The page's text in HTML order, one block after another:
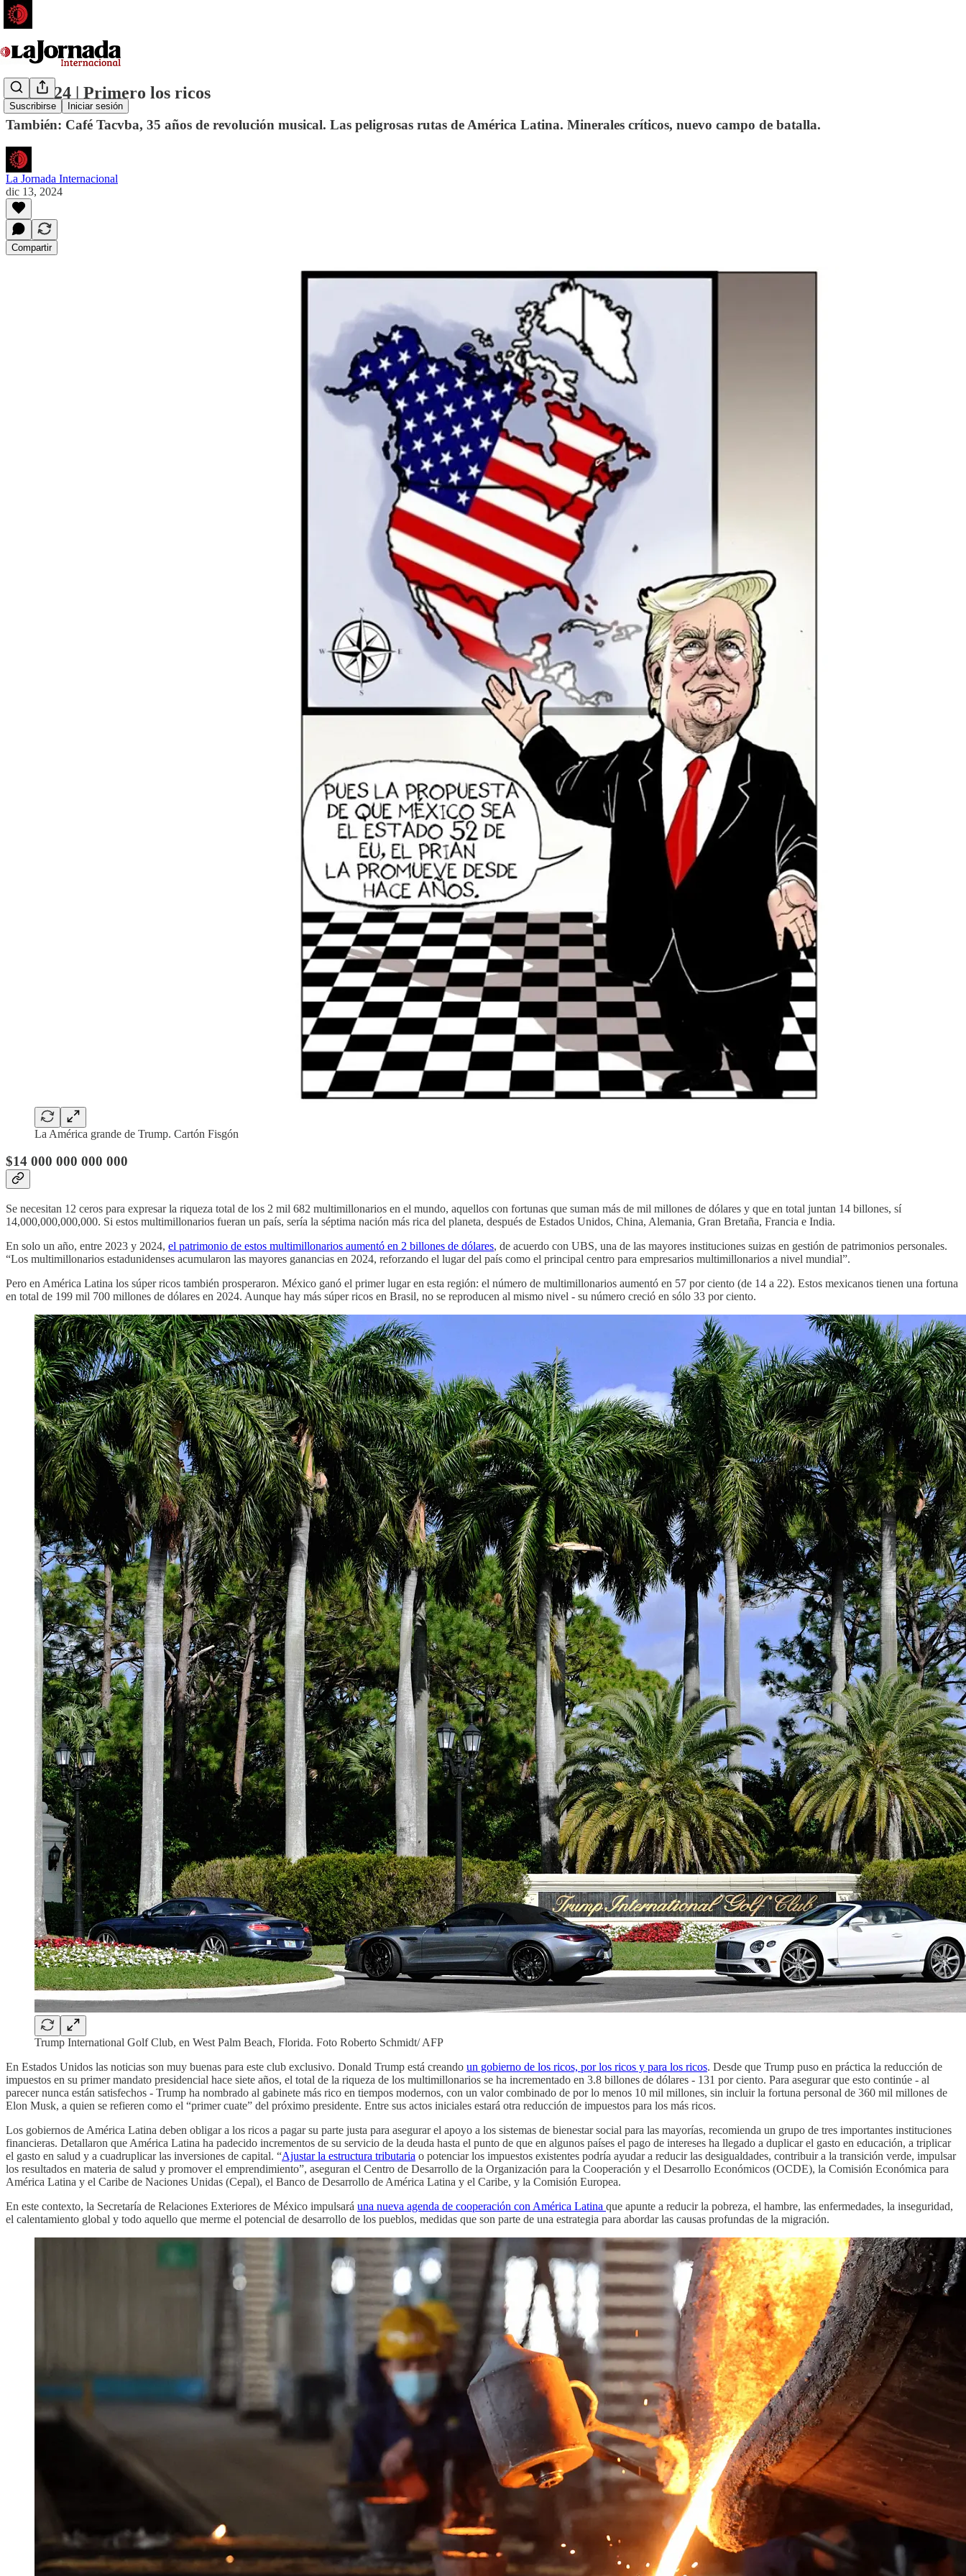
Suscribirse Iniciar sesión
13 dic 24 | Primero los ricos
También: Café Tacvba, 35 años de revolución musical. Las peligrosas rutas de América Latina. Minerales críticos, nuevo campo de batalla.
La Jornada Internacional
dic 13, 2024
Compartir
La América grande de Trump. Cartón Fisgón
$14 000 000 000 000
Se necesitan 12 ceros para expresar la riqueza total de los 2 mil 682 multimillonarios en el mundo, aquellos con fortunas que suman más de mil millones de dólares y que en total juntan 14 billones, sí
14,000,000,000,000. Si estos multimillonarios fueran un país, sería la séptima nación más rica del planeta, después de Estados Unidos, China, Alemania, Gran Bretaña, Francia e India.
En solo un año, entre 2023 y 2024, el patrimonio de estos multimillonarios aumentó en 2 billones de dólares, de acuerdo con UBS, una de las mayores instituciones suizas en gestión de patrimonios personales.
“Los multimillonarios estadunidenses acumularon las mayores ganancias en 2024, reforzando el lugar del país como el principal centro para empresarios multimillonarios a nivel mundial”.
Pero en América Latina los súper ricos también prosperaron. México ganó el primer lugar en esta región: el número de multimillonarios aumentó en 57 por ciento (de 14 a 22). Estos mexicanos tienen una fortuna
en total de 199 mil 700 millones de dólares en 2024. Aunque hay más súper ricos en Brasil, no se reproducen al mismo nivel - su número creció en sólo 33 por ciento.
Trump International Golf Club, en West Palm Beach, Florida. Foto Roberto Schmidt/ AFP
En Estados Unidos las noticias son muy buenas para este club exclusivo. Donald Trump está creando un gobierno de los ricos, por los ricos y para los ricos. Desde que Trump puso en práctica la reducción de
impuestos en su primer mandato presidencial hace siete años, el total de la riqueza de los multimillonarios se ha incrementado en 3.8 billones de dólares - 131 por ciento. Para asegurar que esto continúe - al
parecer nunca están satisfechos - Trump ha nombrado al gabinete más rico en tiempos modernos, con un valor combinado de por lo menos 10 mil millones, sin incluir la fortuna personal de 360 mil millones de
Elon Musk, a quien se refieren como el “primer cuate” del próximo presidente. Entre sus actos iniciales estará otra reducción de impuestos para los más ricos.
Los gobiernos de América Latina deben obligar a los ricos a pagar su parte justa para asegurar el apoyo a los sistemas de bienestar social para las mayorías, recomienda un grupo de tres importantes instituciones
financieras. Detallaron que América Latina ha padecido incrementos de su servicio de la deuda hasta el punto de que en algunos países el pago de intereses ha llegado a duplicar el gasto en educación, a triplicar
el gasto en salud y a cuadruplicar las inversiones de capital. “Ajustar la estructura tributaria o potenciar los impuestos existentes podría ayudar a reducir las desigualdades, contribuir a la transición verde, impulsar
los resultados en materia de salud y promover el emprendimiento”, aseguran el Centro de Desarrollo de la Organización para la Cooperación y el Desarrollo Económicos (OCDE), la Comisión Económica para
América Latina y el Caribe de Naciones Unidas (Cepal), el Banco de Desarrollo de América Latina y el Caribe, y la Comisión Europea.
En este contexto, la Secretaría de Relaciones Exteriores de México impulsará una nueva agenda de cooperación con América Latina que apunte a reducir la pobreza, el hambre, las enfermedades, la inseguridad,
el calentamiento global y todo aquello que merme el potencial de desarrollo de los pueblos, medidas que son parte de una estrategia para abordar las causas profundas de la migración.